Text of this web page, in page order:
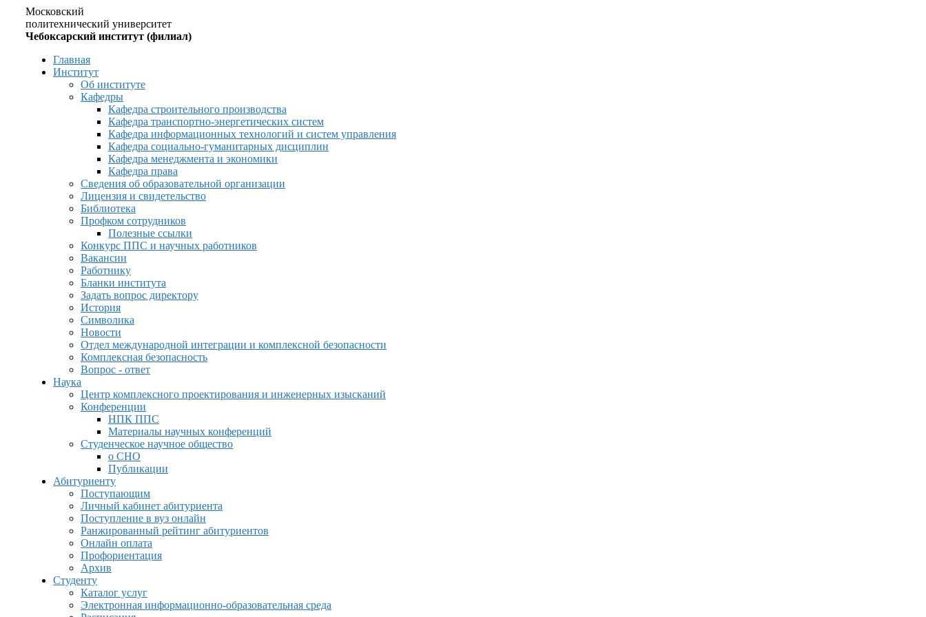
Московский
политехнический университет
Чебоксарский институт (филиал)
Главная
Институт
Об институте
Кафедры
Кафедра строительного производства
Кафедра транспортно-энергетических систем
Кафедра информационных технологий и систем управления
Кафедра социально-гуманитарных дисциплин
Кафедра менеджмента и экономики
Кафедра права
Сведения об образовательной организации
Лицензия и свидетельство
Библиотека
Профком сотрудников
Полезные ссылки
Конкурс ППС и научных работников
Вакансии
Работнику
Бланки института
Задать вопрос директору
История
Символика
Новости
Отдел международной интеграции и комплексной безопасности
Комплексная безопасность
Вопрос - ответ
Наука
Центр комплексного проектирования и инженерных изысканий
Конференции
НПК ППС
Материалы научных конференций
Студенческое научное общество
о СНО
Публикации
Абитуриенту
Поступающим
Личный кабинет абитуриента
Поступление в вуз онлайн
Ранжированный рейтинг абитуриентов
Онлайн оплата
Профориентация
Архив
Студенту
Каталог услуг
Электронная информационно-образовательная среда